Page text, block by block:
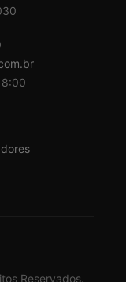
Reservados.